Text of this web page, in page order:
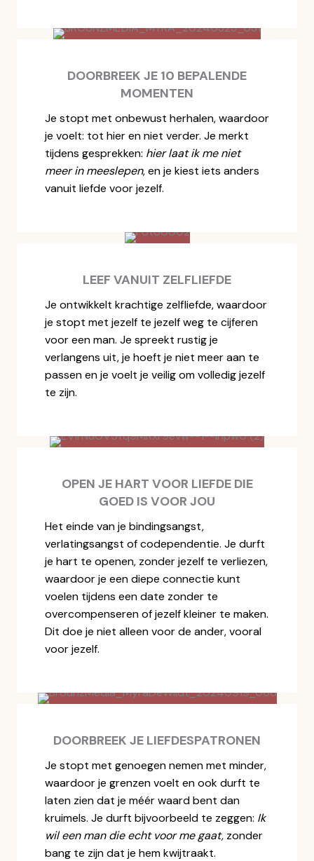
DOORBREEK JE 10 BEPALENDE
MOMENTEN
Je stopt met onbewust herhalen, waardoor
je voelt: tot hier en niet verder. Je merkt
tijdens gesprekken: hier laat ik me niet
meer in meeslepen, en je kiest iets anders
vanuit liefde voor jezelf.
LEEF VANUIT ZELFLIEFDE
Je ontwikkelt krachtige zelfliefde, waardoor
je stopt met jezelf te jezelf weg te cijferen
voor een man. Je spreekt rustig je
verlangens uit, je hoeft je niet meer aan te
passen en je voelt je veilig om volledig jezelf
te zijn.
OPEN JE HART VOOR LIEFDE DIE
GOED IS VOOR JOU
Het einde van je bindingsangst,
verlatingsangst of codependentie. Je durft
je hart te openen, zonder jezelf te verliezen,
waardoor je een diepe connectie kunt
voelen tijdens een date zonder te
overcompenseren of jezelf kleiner te maken.
Dit doe je niet alleen voor de ander, vooral
voor jezelf.
DOORBREEK JE LIEFDESPATRONEN
Je stopt met genoegen nemen met minder,
waardoor je grenzen voelt en ook durft te
laten zien dat je méér waard bent dan
kruimels. Je durft bijvoorbeeld te zeggen: Ik
wil een man die echt voor me gaat, zonder
bang te zijn dat je hem kwijtraakt.